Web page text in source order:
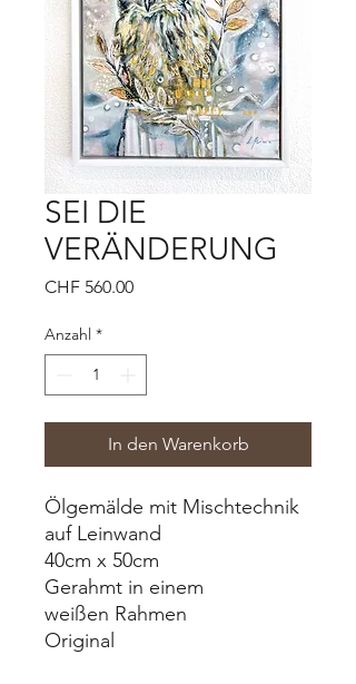
SEI DIE
VERÄNDERUNG
CHF 560.00Preis
Anzahl *
In den Warenkorb
Ölgemälde mit Mischtechnik
auf Leinwand
40cm x 50cm
Gerahmt in einem
weißen Rahmen
Original